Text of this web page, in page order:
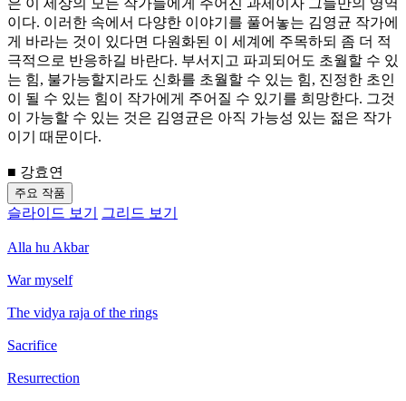
이다. 이러한 속에서 다양한 이야기를 풀어놓는 김영균 작가에
게 바라는 것이 있다면 다원화된 이 세계에 주목하되 좀 더 적
극적으로 반응하길 바란다. 부서지고 파괴되어도 초월할 수 있
는 힘, 불가능할지라도 신화를 초월할 수 있는 힘, 진정한 초인
이 될 수 있는 힘이 작가에게 주어질 수 있기를 희망한다. 그것
이 가능할 수 있는 것은 김영균은 아직 가능성 있는 젊은 작가
이기 때문이다.
■ 강효연
주요 작품
슬라이드 보기 그리드 보기
Alla hu Akbar
War myself
The vidya raja of the rings
Sacrifice
Resurrection